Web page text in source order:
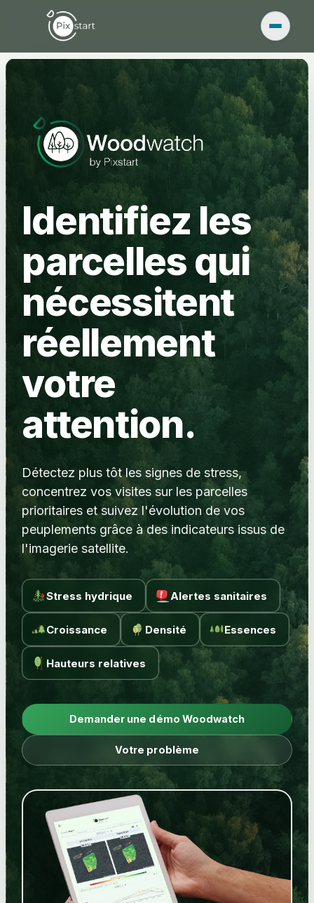
Identifiez les
parcelles qui
nécessitent
réellement
votre
attention.
Détectez plus tôt les signes de stress,
concentrez vos visites sur les parcelles
prioritaires et suivez l'évolution de vos
peuplements grâce à des indicateurs issus de
l'imagerie satellite.
Stress hydrique Alertes sanitaires
Croissance Densité Essences
Hauteurs relatives
Demander une démo Woodwatch
Votre problème